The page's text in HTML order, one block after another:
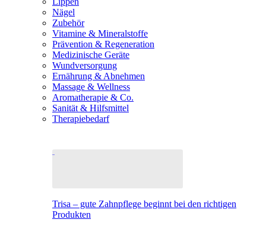
Nägel
Zubehör
Vitamine & Mineralstoffe
Prävention & Regeneration
Medizinische Geräte
Wundversorgung
Ernährung & Abnehmen
Massage & Wellness
Aromatherapie & Co.
Sanität & Hilfsmittel
Therapiebedarf
Trisa – gute Zahnpflege beginnt bei den richtigen
Produkten